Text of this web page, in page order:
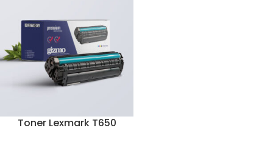
Toner Lexmark T650